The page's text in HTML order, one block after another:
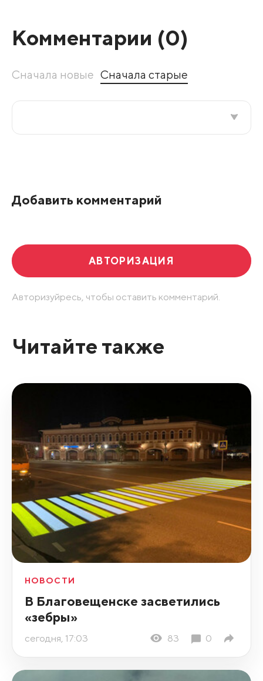
Комментарии (0)
Сначала новые Сначала старые
Добавить комментарий
АВТОРИЗАЦИЯ
Авторизуйресь, чтобы оставить комментарий.
Читайте также
НОВОСТИ
В Благовещенске засветились
«зебры»
сегодня, 17:03 83 0